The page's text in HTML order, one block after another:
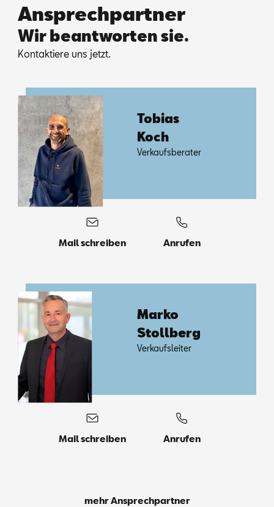
Ansprechpartner
Wir beantworten sie.
Kon­tak­tie­re uns jetzt.
To­bi­as
Koch
Ver­kaufs­be­ra­ter
Mail schreiben Anrufen
Mar­ko
Stoll­berg
Ver­kaufs­lei­ter
Mail schreiben Anrufen
mehr Ansprechpartner